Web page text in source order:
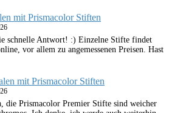
mit Prismacolor Stiften
schnelle Antwort! :) Einzelne Stifte findet
vor allem zu angemessenen Preisen. Hast
mit Prismacolor Stiften
die Prismacolor Premier Stifte sind weicher